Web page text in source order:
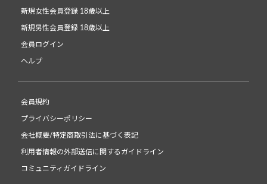
新規女性会員登録 18歳以上
新規男性会員登録 18歳以上
会員ログイン
ヘルプ
会員規約
プライバシーポリシー
会社概要/特定商取引法に基づく表記
利用者情報の外部送信に関するガイドライン
コミュニティガイドライン